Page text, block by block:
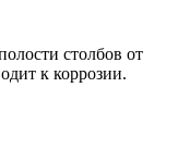
столбов от
к коррозии.